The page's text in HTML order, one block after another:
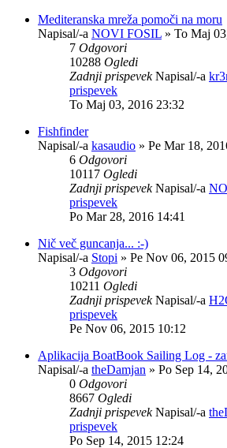
Mediteranska mreža pomoči na moru
Napisal/-a NOVI FOSIL » To Maj
7 Odgovori
10288 Ogledi
Zadnji prispevekNapisal/-a
prispevek
To Maj 03, 2016 23:32
Fishfinder
Napisal/-a kasaudio » Pe Mar 18,
6 Odgovori
10117 Ogledi
Zadnji prispevekNapisal/-a
prispevek
Po Mar 28, 2016 14:41
Nič več guncanja... :-)
Napisal/-a Stopi » Pe Nov 06, 2015
3 Odgovori
10211 Ogledi
Zadnji prispevekNapisal/-a
prispevek
Pe Nov 06, 2015 10:12
Aplikacija BoatBook Sailing Log -
Napisal/-a theDamjan » Po Sep 14,
0 Odgovori
8667 Ogledi
Zadnji prispevekNapisal/-a
prispevek
Po Sep 14, 2015 12:24